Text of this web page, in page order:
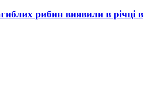
рибин виявили в річці в